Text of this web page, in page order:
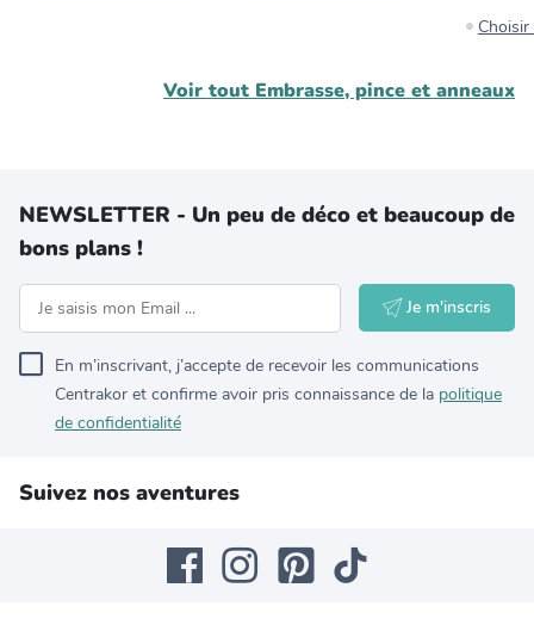
Voir tout Embrasse, pince et anneaux
NEWSLETTER - Un peu de déco et beaucoup de
bons plans !
Je m'inscris
En m’inscrivant, j’accepte de recevoir les communications
Centrakor et confirme avoir pris connaissance de la politique
de confidentialité
Suivez nos aventures